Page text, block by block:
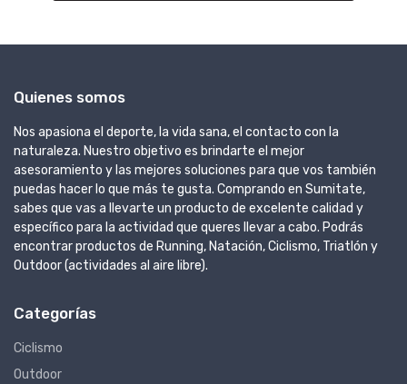
Quienes somos
Nos apasiona el deporte, la vida sana, el contacto con la
naturaleza. Nuestro objetivo es brindarte el mejor
asesoramiento y las mejores soluciones para que vos también
puedas hacer lo que más te gusta. Comprando en Sumitate,
sabes que vas a llevarte un producto de excelente calidad y
específico para la actividad que queres llevar a cabo. Podrás
encontrar productos de Running, Natación, Ciclismo, Triatlón y
Outdoor (actividades al aire libre).
Categorías
Ciclismo
Outdoor